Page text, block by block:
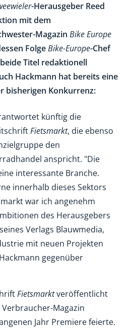
-Herausgeber Reed
mit dem
Magazin Bike Europe
FolgeBike-Europe-Chef
Titel redaktionell
Hackmann hat bereits eine
bisherigen Konkurrenz:
künftig die
Fietsmarkt, die ebenso
den
anspricht. "Die
interessante Branche.
innerhalb dieses Sektors
war ich angenehm
des Herausgebers
Verlags Blauwmedia,
mit neuen Projekten
gegenüber
Fietsmarktveröffentlicht
Magazin
Jahr Premiere feierte.